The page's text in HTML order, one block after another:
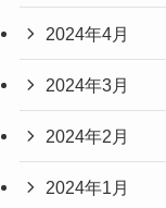
2024年4月
2024年3月
2024年2月
2024年1月